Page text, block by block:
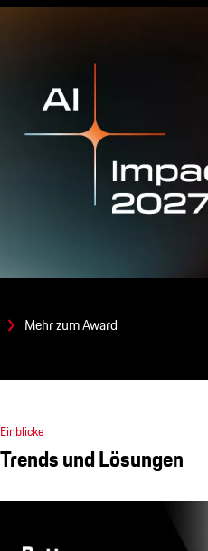
Mehr zum Award
Einblicke
Trends und Lösungen